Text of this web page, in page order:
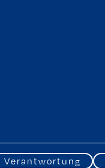
Verantwortung